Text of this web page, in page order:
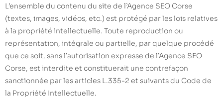
L’ensemble du contenu du site de l’Agence SEO Corse
(textes, images, vidéos, etc.) est protégé par les lois relatives
à la propriété intellectuelle. Toute reproduction ou
représentation, intégrale ou partielle, par quelque procédé
que ce soit, sans l’autorisation expresse de l’Agence SEO
Corse, est interdite et constituerait une contrefaçon
sanctionnée par les articles L.335-2 et suivants du Code de
la Propriété Intellectuelle.